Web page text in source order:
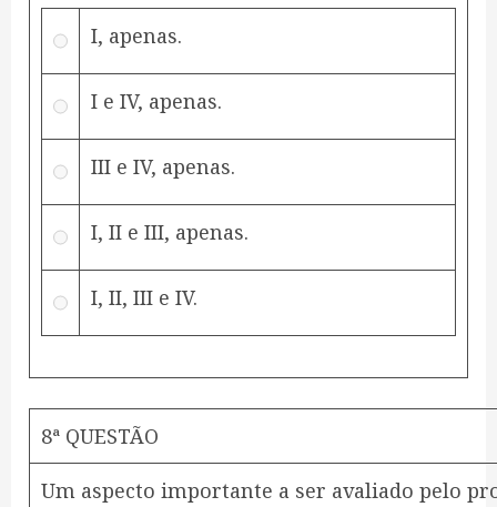
I, apenas.
I e IV, apenas.
III e IV, apenas.
I, II e III, apenas.
I, II, III e IV.
8ª QUESTÃO
Um aspecto importante a ser avaliado pelo